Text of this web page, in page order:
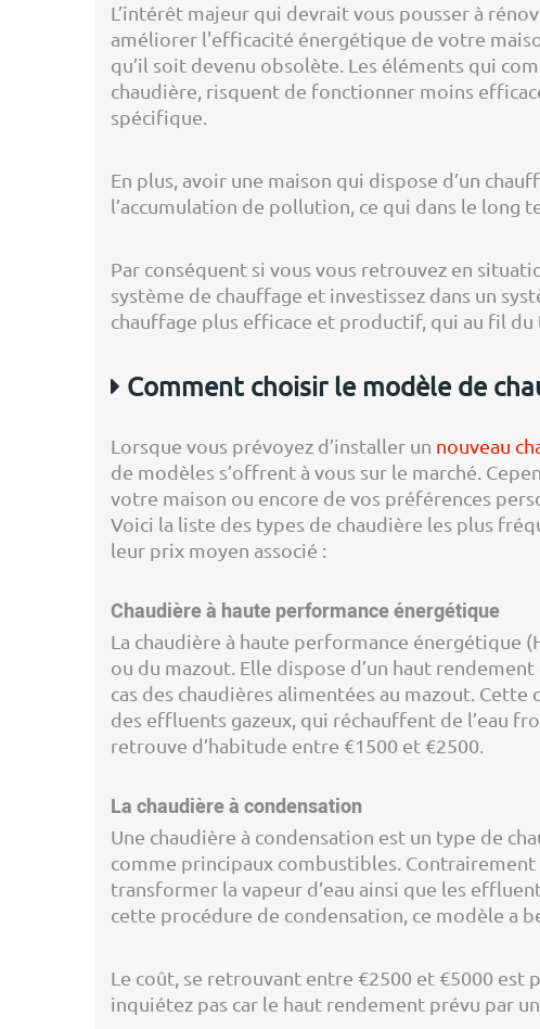
L’intérêt majeur qui devrait vous pousser à
améliorer l'efficacité énergétique de votre
qu’il soit devenu obsolète. Les éléments qui
chaudière, risquent de fonctionner moins
spécifique.
En plus, avoir une maison qui dispose d’un
l’accumulation de pollution, ce qui dans le
Par conséquent si vous vous retrouvez en
système de chauffage et investissez dans un
chauffage plus efficace et productif, qui au fil
Comment choisir le modèle de
Lorsque vous prévoyez d’installer un nouveau
de modèles s’offrent à vous sur le marché.
votre maison ou encore de vos préférences
Voici la liste des types de chaudière les plus
leur prix moyen associé :
Chaudière à haute performance énergétique
La chaudière à haute performance énergétique
ou du mazout. Elle dispose d’un haut
cas des chaudières alimentées au mazout.
des effluents gazeux, qui réchauffent de l’eau
retrouve d’habitude entre €1500 et €2500.
La chaudière à condensation
Une chaudière à condensation est un type de
comme principaux combustibles.
transformer la vapeur d’eau ainsi que les
cette procédure de condensation, ce modèle a
Le coût, se retrouvant entre €2500 et €5000 est
inquiétez pas car le haut rendement prévu par